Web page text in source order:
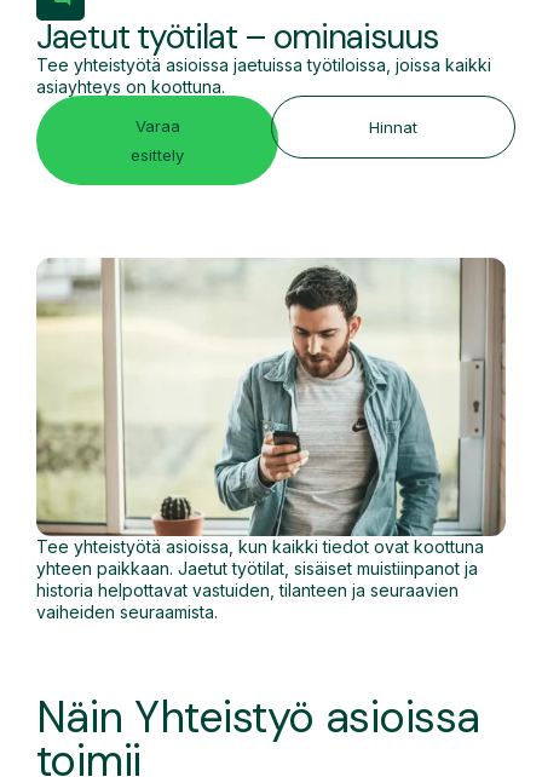
Jaetut työtilat – ominaisuus
Tee yhteistyötä asioissa jaetuissa työtiloissa, joissa kaikki
asiayhteys on koottuna.
Varaa
esittely
Hinnat
Tee yhteistyötä asioissa, kun kaikki tiedot ovat koottuna
yhteen paikkaan. Jaetut työtilat, sisäiset muistiinpanot ja
historia helpottavat vastuiden, tilanteen ja seuraavien
vaiheiden seuraamista.
Näin Yhteistyö asioissa
toimii